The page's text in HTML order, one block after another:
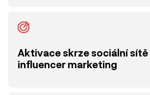
Aktivace skrze sociální sítě
influencer marketing